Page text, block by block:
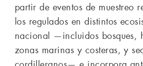
partir de eventos de muestreo
los regulados en distintos
nacional —incluidos bosques,
zonas marinas y costeras, y